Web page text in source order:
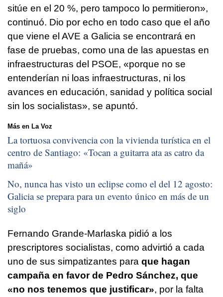
sitúe en el 20 %, pero tampoco lo permitieron»,
continuó. Dio por echo en todo caso que el año
que viene el AVE a Galicia se encontrará en
fase de pruebas, como una de las apuestas en
infraestructuras del PSOE, «porque no se
entenderían ni loas infraestructuras, ni los
avances en educación, sanidad y política social
sin los socialistas», se apuntó.
Más en La Voz
La tortuosa convivencia con la vivienda turística en el
centro de Santiago: «Tocan a guitarra ata as catro da
mañá»
No, nunca has visto un eclipse como el del 12 agosto:
Galicia se prepara para un evento único en más de un
siglo
Fernando Grande-Marlaska pidió a los
prescriptores socialistas, como advirtió a cada
uno de sus simpatizantes para que hagan
campaña en favor de Pedro Sánchez, que
«no nos tenemos que justificar», por la falta